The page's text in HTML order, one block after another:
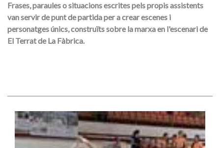
Frases, paraules o situacions escrites pels propis assistents
van servir de punt de partida per a crear escenes i
personatges únics, construïts sobre la marxa en l'escenari de
El Terrat de La Fàbrica.